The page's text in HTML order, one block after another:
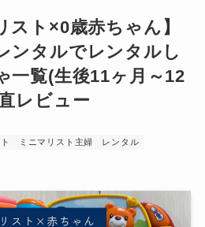
スト×0歳赤ちゃん】
ンタルでレンタルし
一覧(生後11ヶ月～12
レビュー
ミニマリスト主婦 レンタル